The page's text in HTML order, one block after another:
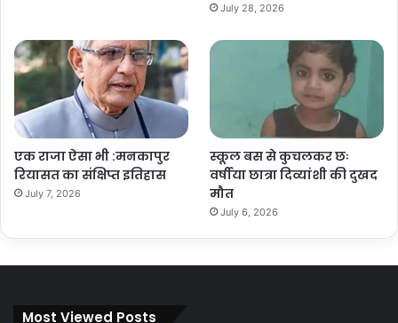
July 28, 2026
एक राजा ऐसा भी :मनकापुर
रियासत का संक्षिप्त इतिहास
July 7, 2026
स्कूल बस से कुचलकर छः
वर्षीया छात्रा दिव्यांशी की दुखद
मौत
July 6, 2026
Most Viewed Posts